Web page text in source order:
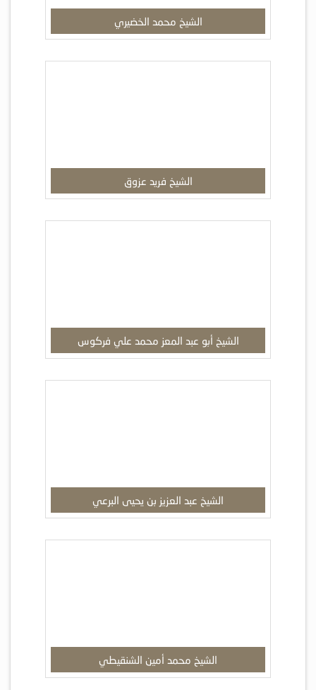
الشيخ محمد الخضيري
الشيخ فريد عزوق
الشيخ أبو عبد المعز محمد علي فركوس
الشيخ عبد العزيز بن يحيى البرعي
الشيخ محمد أمين الشنقيطي